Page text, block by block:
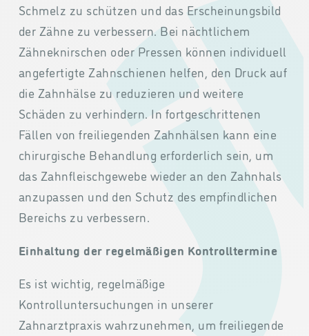
Schmelz zu schützen und das Erscheinungsbild
der Zähne zu verbessern. Bei nächtlichem
Zähneknirschen oder Pressen können individuell
angefertigte Zahnschienen helfen, den Druck auf
die Zahnhälse zu reduzieren und weitere
Schäden zu verhindern. In fortgeschrittenen
Fällen von freiliegenden Zahnhälsen kann eine
chirurgische Behandlung erforderlich sein, um
das Zahnfleischgewebe wieder an den Zahnhals
anzupassen und den Schutz des empfindlichen
Bereichs zu verbessern.
Einhaltung der regelmäßigen Kontrolltermine
Es ist wichtig, regelmäßige
Kontrolluntersuchungen in unserer
Zahnarztpraxis wahrzunehmen, um freiliegende